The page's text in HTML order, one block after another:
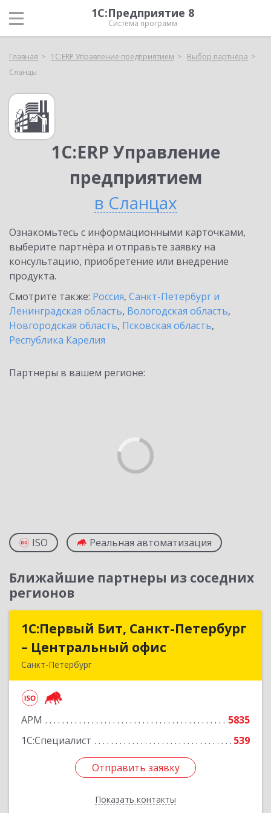
1С:Предприятие 8
Система программ
Главная 1С:ERP Управление предприятием
Выбор партнёра
Сланцы
1С:ERP Управление
предприятием
в Сланцах
Ознакомьтесь с информационными карточками,
выберите партнёра и отправьте заявку на
консультацию, приобретение или внедрение
продукта.
Смотрите также: Россия, Санкт-Петербург и
Ленинградская область, Вологодская область,
Новгородская область, Псковская область,
Республика Карелия
Партнеры в вашем регионе:
ISO Реальная автоматизация
Ближайшие партнеры из соседних
регионов
1С:Первый Бит, Санкт-Петербург
– Центральный офис
Санкт-Петербург
АРМ
5835
1С:Специалист
539
Отправить заявку
Показать контакты
1С:Первый Бит, Санкт-Петербург
– Центральный офис
Отправить заявку
Назад